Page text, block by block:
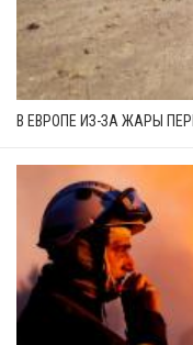
В ЕВРОПЕ ИЗ-ЗА ЖАРЫ